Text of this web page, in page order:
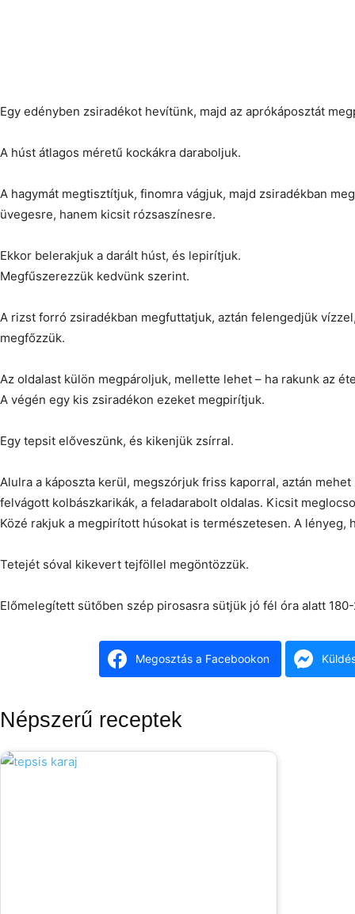
Egy edényben zsiradékot hevítünk, majd az aprókáposztát
A húst átlagos méretű kockákra daraboljuk.
A hagymát megtisztítjuk, finomra vágjuk, majd zsiradékban
üvegesre, hanem kicsit rózsaszínesre.
Ekkor belerakjuk a darált húst, és lepirítjuk.
Megfűszerezzük kedvünk szerint.
A rizst forró zsiradékban megfuttatjuk, aztán felengedjük
megfőzzük.
Az oldalast külön megpároljuk, mellette lehet – ha rakunk az
A végén egy kis zsiradékon ezeket megpirítjuk.
Egy tepsit előveszünk, és kikenjük zsírral.
Alulra a káposzta kerül, megszórjuk friss kaporral, aztán
felvágott kolbászkarikák, a feladarabolt oldalas. Kicsit
Közé rakjuk a megpirított húsokat is természetesen. A lényeg,
Tetejét sóval kikevert tejföllel megöntözzük.
Előmelegített sütőben szép pirosasra sütjük jó fél óra alatt
Megosztás a Facebookon
Népszerű receptek